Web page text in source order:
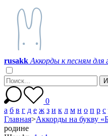
rusakk Аккорды к песням для
0
а б в г д е ж з и к л м н о п р с
Главная>Аккорды на букву
родине